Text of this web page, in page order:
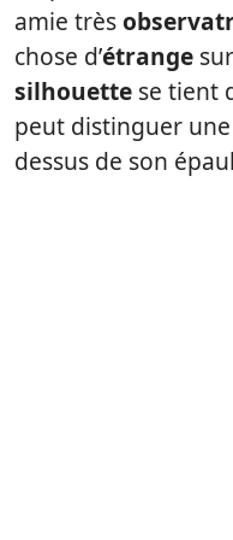
amie très
chose d’étrange
silhouette se tient
peut distinguer
dessus de son